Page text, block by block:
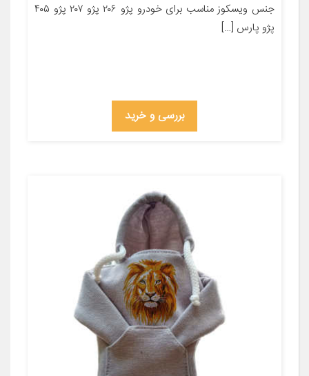
جنس ویسکوز مناسب برای خودرو پژو ۲۰۶ پژو ۲۰۷ پژو ۴۰۵
پژو پارس […]
بررسی و خرید